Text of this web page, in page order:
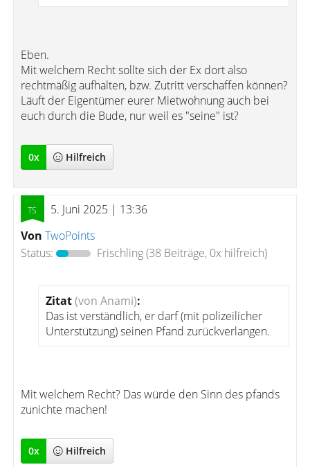
Eben.
Mit welchem Recht sollte sich der Ex dort also
rechtmäßig aufhalten, bzw. Zutritt verschaffen können?
Läuft der Eigentümer eurer Mietwohnung auch bei
euch durch die Bude, nur weil es "seine" ist?
0x Hilfreich
5. Juni 2025 | 13:36
Von TwoPoints
Status:
Frischling(38 Beiträge, 0x hilfreich)
Zitat(von Anami):
Das ist verständlich, er darf (mit polizeilicher
Unterstützung) seinen Pfand zurückverlangen.
Mit welchem Recht? Das würde den Sinn des pfands
zunichte machen!
0x Hilfreich